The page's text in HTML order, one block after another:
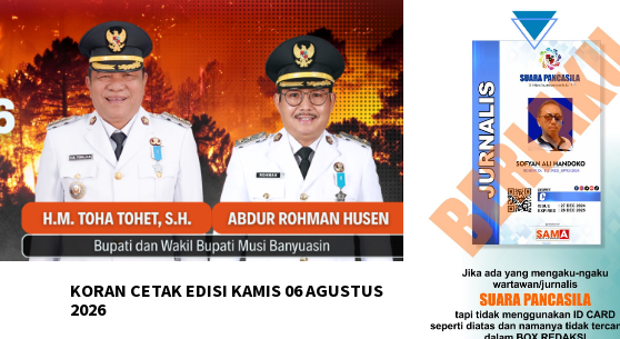
KORAN CETAK EDISI KAMIS 06 AGUSTUS
2026